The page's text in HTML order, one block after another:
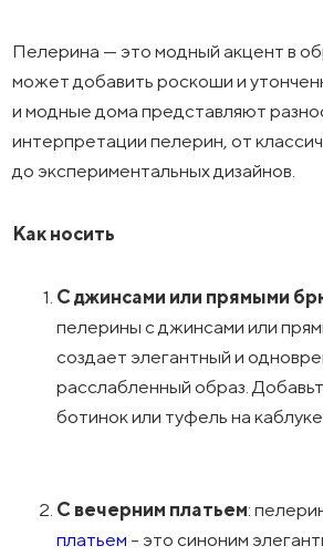
Пелерина — это модный акцент в
может добавить роскоши и
и модные дома представляют
интерпретации пелерин, от
до экспериментальных дизайнов.
Как носить
С джинсами или прямыми
пелерины с джинсами или
создает элегантный и
расслабленный образ.
ботинок или туфель на каблуке.
С вечерним платьем:
платьем - это синоним